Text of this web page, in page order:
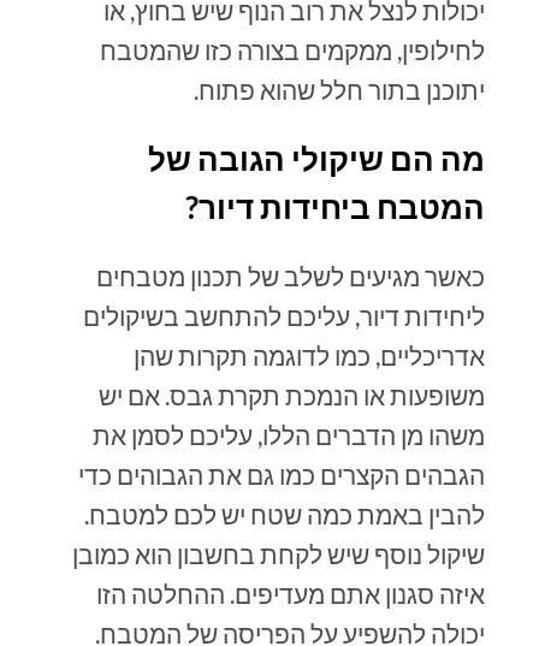
יכולות לנצל את רוב הנוף שיש בחוץ, או
לחילופין, ממקמים בצורה כזו שהמטבח
יתוכנן בתור חלל שהוא פתוח.
מה הם שיקולי הגובה של
המטבח ביחידות דיור?
כאשר מגיעים לשלב של תכנון מטבחים
ליחידות דיור, עליכם להתחשב בשיקולים
אדריכליים, כמו לדוגמה תקרות שהן
משופעות או הנמכת תקרת גבס. אם יש
משהו מן הדברים הללו, עליכם לסמן את
הגבהים הקצרים כמו גם את הגבוהים כדי
להבין באמת כמה שטח יש לכם למטבח.
שיקול נוסף שיש לקחת בחשבון הוא כמובן
איזה סגנון אתם מעדיפים. ההחלטה הזו
יכולה להשפיע על הפריסה של המטבח.